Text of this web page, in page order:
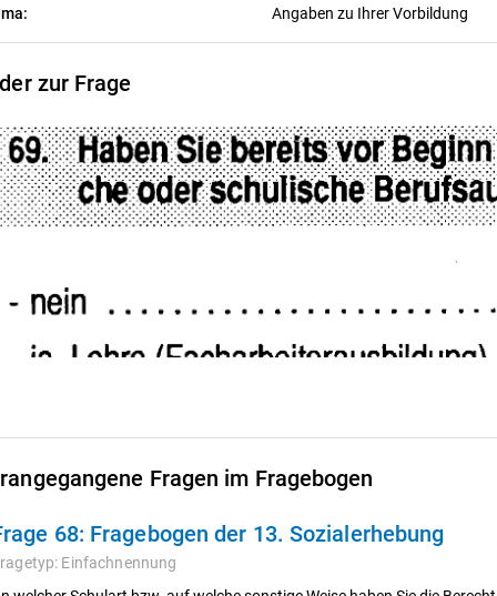
Angaben zu Ihrer Vorbildung
zur Frage
Fragen im Fragebogen
68: Fragebogen der 13. Sozialerhebung
Einfachnennung